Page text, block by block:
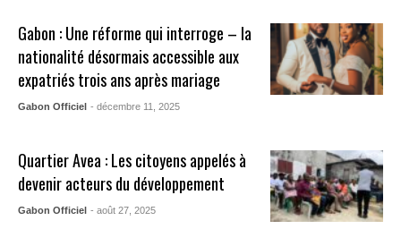
Gabon : Une réforme qui interroge – la
nationalité désormais accessible aux
expatriés trois ans après mariage
Gabon Officiel - décembre 11, 2025
Quartier Avea : Les citoyens appelés à
devenir acteurs du développement
Gabon Officiel - août 27, 2025